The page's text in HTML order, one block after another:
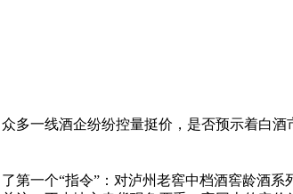
一线酒企纷纷控量挺价，是否预示着白酒
一个“指令”：对泸州老窖中档酒窖龄酒系